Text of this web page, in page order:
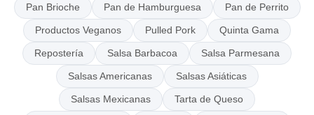
Pan Brioche Pan de Hamburguesa Pan de Perrito
Productos Veganos Pulled Pork Quinta Gama
Repostería Salsa Barbacoa Salsa Parmesana
Salsas Americanas Salsas Asiáticas
Salsas Mexicanas Tarta de Queso